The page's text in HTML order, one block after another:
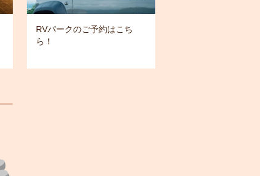
RVパークのご予約はこち
ら！